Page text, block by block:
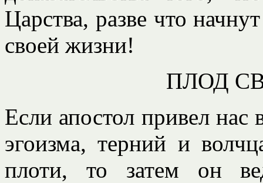
Царства, разве что
своей жизни!
ПЛОД
Если апостол привел нас
эгоизма, терний и
плоти, то затем он